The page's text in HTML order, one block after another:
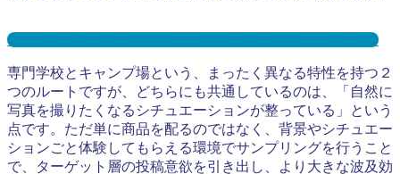
キャンプ場サンプリングとは？メリット３選と事例を紹介
専門学校とキャンプ場という、まったく異なる特性を持つ２
つのルートですが、どちらにも共通しているのは、「自然に
写真を撮りたくなるシチュエーションが整っている」という
点です。ただ単に商品を配るのではなく、背景やシチュエー
ションごと体験してもらえる環境でサンプリングを行うこと
で、ターゲット層の投稿意欲を引き出し、より大きな波及効